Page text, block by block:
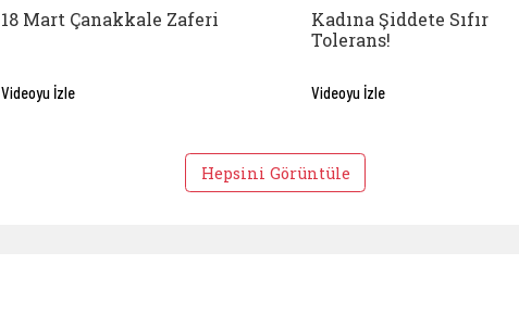
18 Mart Çanakkale Zaferi
Videoyu İzle
Kadına Şiddete Sıfır
Tolerans!
Videoyu İzle
Hepsini Görüntüle